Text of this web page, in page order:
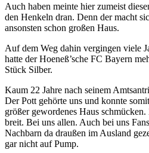
Auch haben meinte hier zumeist
den Henkeln dran. Denn der macht
ansonsten schon großen Haus.
Auf dem Weg dahin vergingen viele
hatte der Hoeneß’sche FC Bayern
Stück Silber.
Kaum 22 Jahre nach seinem
Der Pott gehörte uns und konnte
größer gewordenes Haus
breit. Bei uns allen. Auch bei uns
Nachbarn da draußen im Ausland
gar nicht auf Pump.